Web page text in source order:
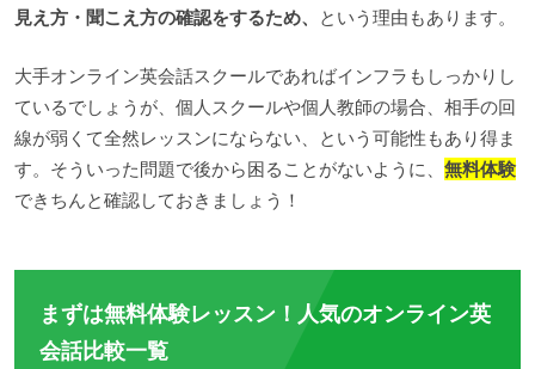
見え方・聞こえ方の確認をするため、
という理由もあります。
大手オンライン英会話スクールであればインフラもしっかりし
ているでしょうが、個人スクールや個人教師の場合、相手の回
線が弱くて全然レッスンにならない、という可能性もあり得ま
す。そういった問題で後から困ることがないように、 無料体験
できちんと確認しておきましょう！
まずは無料体験レッスン！人気のオンライン英
会話比較一覧